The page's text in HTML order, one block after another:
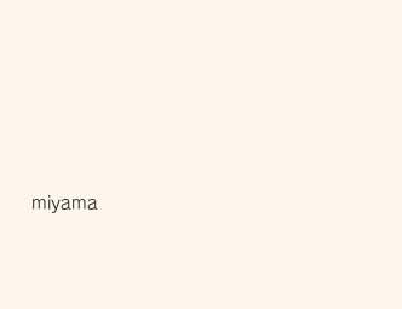
miyama